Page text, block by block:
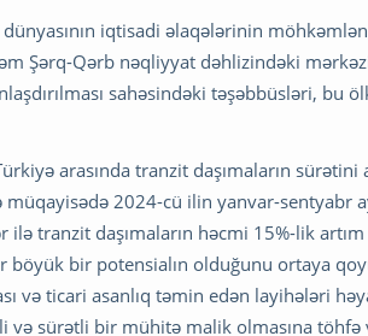
iqtisadi əlaqələrinin
Şərq-Qərb nəqliyyat dəhlizindəki
sahəsindəki təşəbbüsləri, bu
arasında tranzit daşımaların
2024-cü ilin yanvar-sentyabr
tranzit daşımaların həcmi 15%-lik
böyük bir potensialın olduğunu ortaya
və ticari asanlıq təmin edən layihələri
və sürətli bir mühitə malik olmasına töhfə